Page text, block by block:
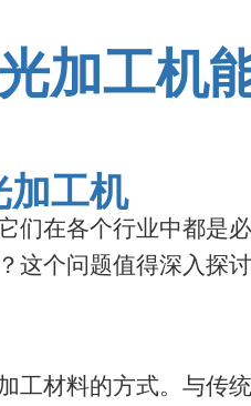
加工机
加工机
们在各个行业中都是
这个问题值得深入探讨
工材料的方式。与传